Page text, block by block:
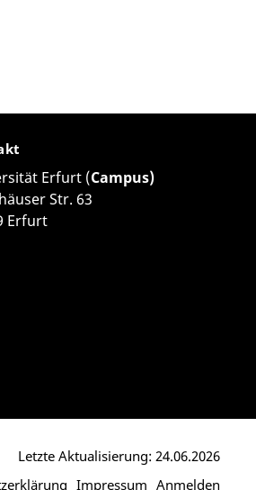
Erfurt (Campus)
Str. 63
Erfurt
Impressum Anmelden
Letzte Aktualisierung: 24.06.2026